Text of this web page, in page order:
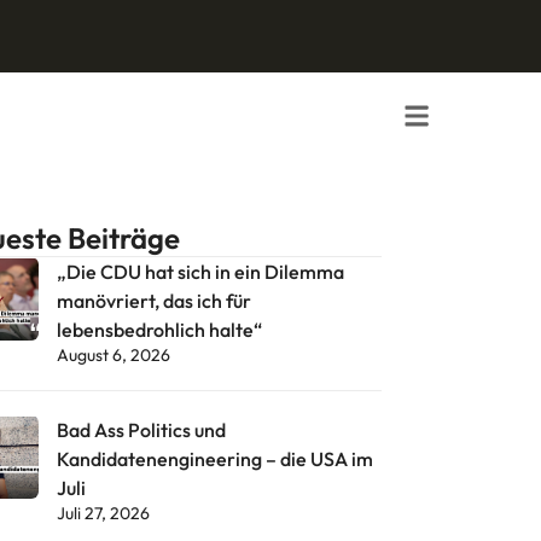
Beiträge
„Die CDU hat sich in ein Dilemma
manövriert, das ich für
lebensbedrohlich halte“
August 6, 2026
Bad Ass Politics und
Kandidatenengineering – die USA im
Juli
Juli 27, 2026